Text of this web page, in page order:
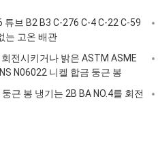
브 B2 B3 C-276 C-4 C-22 C-59
는 고온 배관
전시키거나 밝은 ASTM ASME
N06022 니켈 합금 둥근 봉
근 봉 냉기는 2B BA NO.4를 회전